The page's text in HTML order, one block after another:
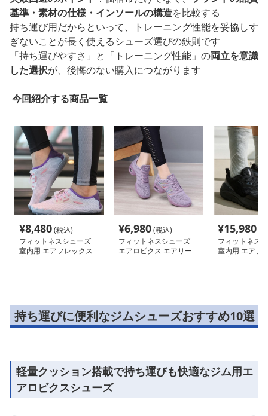
基準・素材の仕様・インソールの構造を比較する
持ち運び用だからといって、トレーニング性能を妥協しす
ぎないことが長く使えるシューズ選びの鉄則です
「持ち運びやすさ」と「トレーニング性能」の両立を意識
した選択が、後悔のない購入につながります
今回紹介する商品一覧
¥8,480(税込)
フィットネスシューズ
室内用 エアフレックス
¥6,980(税込)
フィットネスシューズ
エアロビクス エアリー
¥15,980
フィットネス
室内用 エアフ
持ち運びに便利なジムシューズおすすめ10選
軽量クッション搭載で持ち運びも快適なジム用エ
アロビクスシューズ